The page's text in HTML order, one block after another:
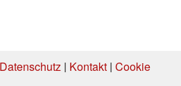
Datenschutz| Kontakt| Cookie